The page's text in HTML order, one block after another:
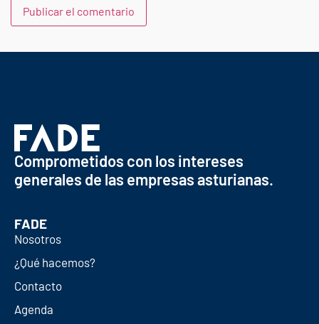
Comprometidos con los intereses
generales de las empresas asturianas.
FADE
Nosotros
¿Qué hacemos?
Contacto
Agenda